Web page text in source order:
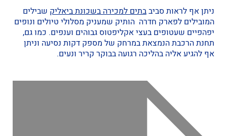
ניתן אף לראות סביבבתים למכירה בשכונת ביאליק שבילים
המובילים לפארק חדרה הותיק שמעניק מסלולי טיולים ונופים
יפהפיים שעטופים בעצי אקליפטוס גבוהים וענפים. כמו גם,
תחנת הרכבת הנמצאת במרחק של מספק דקות נסיעה וניתן
אף להגיע אליה בהליכה רגועה בבוקר קריר ונעים.